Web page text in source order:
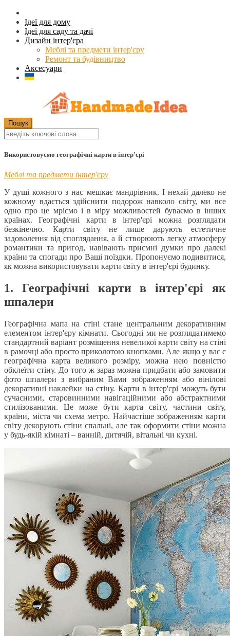
Ідеї для дому
Ідеї для саду та дачі
Дизайн інтер'єра
Меблі та предмети інтер'єру
Ремонт та будівництво
Аксесуари
Використовуємо географічні карти в інтер'єрі
Меблі та предмети інтер'єру
У душі кожного з нас мешкає мандрівник. І нехай далеко не
кожному вдається здійснити подорож навколо світу, ми все
одно про це мріємо і в міру можливостей буваємо в інших
країнах. Географічні карти в інтер'єрі можна розглядати
безкінечно. Карти світу не лише дарують естетичне
задоволення від споглядання, а й створюють легку атмосферу
романтики та пригод, навівають приємні думки про далекі
країни та спогади про Ваші поїздки. Пропонуємо подивитися,
як можна використовувати карти світу в інтер'єрі будинку.
1. Географічні карти в інтер'єрі як
шпалери
Географічна мапа на стіні стане центральним декоративним
елементом інтер'єру кімнати. Сьогодні ми не розглядатимемо
стандартний варіант розміщення невеликої карти світу на стіні
в рамочці або просто приколотою кнопками. Але якщо у вас є
географічна карта великого розміру, можна нею повністю
обклеїти стіну. До того ж зараз можна придбати або замовити
фото шпалери з вибраним Вами зображенням або вінілові
декоративні наклейки на стіну. Карти в інтер'єрі можуть бути
сучасними, старовинними навігаційними або абстрактними
стилізованими. Це може бути карта світу, частини світу,
країни, міста чи схема метро. Найчастіше зображенням карти
світу декорують стіни спальні, але так оформити стіни можна
у будь-якій кімнаті – ванній, дитячій, вітальні чи кухні.